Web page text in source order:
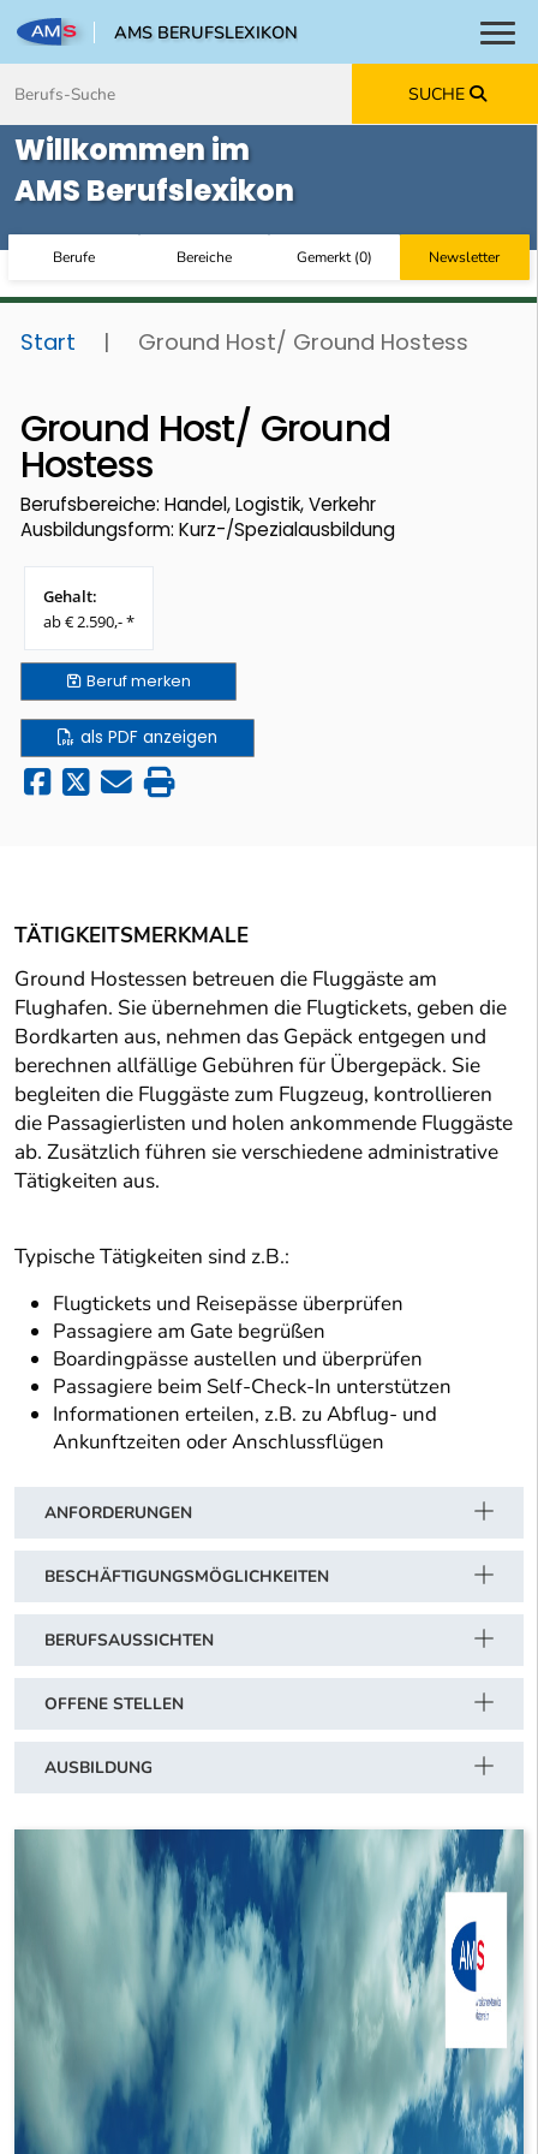
AMS BERUFSLEXIKON
SUCHE
Willkommen im
AMS Berufslexikon
Berufe Bereiche Gemerkt(0) Newsletter
Start | Ground Host/ Ground Hostess
Ground Host/ Ground
Hostess
Berufsbereiche: Handel, Logistik, Verkehr
Ausbildungsform: Kurz-/Spezialausbildung
Gehalt:
ab € 2.590,- *
Berufmerken
als PDF anzeigen
TÄTIGKEITSMERKMALE
Ground Hostessen betreuen die Fluggäste am
Flughafen. Sie übernehmen die Flugtickets, geben die
Bordkarten aus, nehmen das Gepäck entgegen und
berechnen allfällige Gebühren für Übergepäck. Sie
begleiten die Fluggäste zum Flugzeug, kontrollieren
die Passagierlisten und holen ankommende Fluggäste
ab. Zusätzlich führen sie verschiedene administrative
Tätigkeiten aus.
Typische Tätigkeiten sind z.B.:
Flugtickets und Reisepässe überprüfen
Passagiere am Gate begrüßen
Boardingpässe austellen und überprüfen
Passagiere beim Self-Check-In unterstützen
Informationen erteilen, z.B. zu Abflug- und
Ankunftzeiten oder Anschlussflügen
ANFORDERUNGEN
BESCHÄFTIGUNGSMÖGLICHKEITEN
BERUFSAUSSICHTEN
OFFENE STELLEN
AUSBILDUNG